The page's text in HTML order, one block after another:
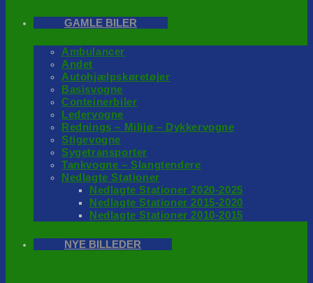
GAMLE BILER
Ambulancer
Andet
Autohjælpskøretøjer
Basisvogne
Conteinerbiler
Ledervogne
Rednings – Milijø – Dykkervogne
Stigevogne
Sygetransporter
Tankvogne – Slangtendere
Nedlagte Stationer
Nedlagte Stationer 2020-2025
Nedlagte Stationer 2015-2020
Nedlagte Stationer 2010-2015
NYE BILLEDER